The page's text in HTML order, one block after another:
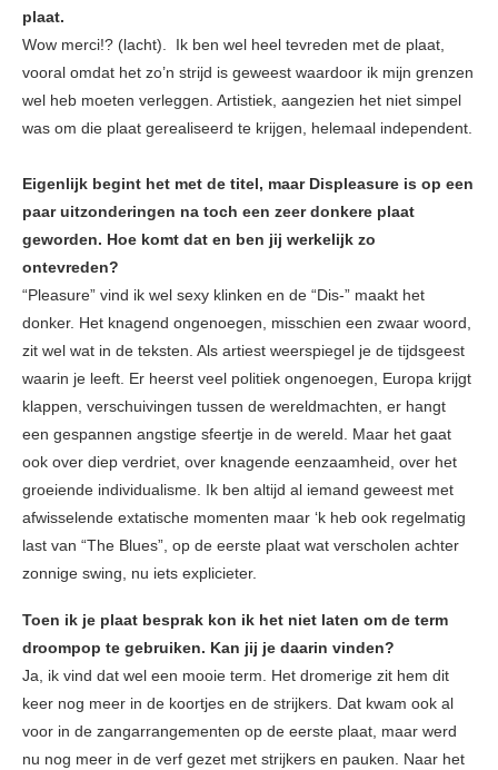
plaat.
Wow merci!? (lacht). Ik ben wel heel tevreden met de plaat,
vooral omdat het zo’n strijd is geweest waardoor ik mijn grenzen
wel heb moeten verleggen. Artistiek, aangezien het niet simpel
was om die plaat gerealiseerd te krijgen, helemaal independent.
Eigenlijk begint het met de titel, maar Displeasure is op een
paar uitzonderingen na toch een zeer donkere plaat
geworden. Hoe komt dat en ben jij werkelijk zo
ontevreden?
“Pleasure” vind ik wel sexy klinken en de “Dis-” maakt het
donker. Het knagend ongenoegen, misschien een zwaar woord,
zit wel wat in de teksten. Als artiest weerspiegel je de tijdsgeest
waarin je leeft. Er heerst veel politiek ongenoegen, Europa krijgt
klappen, verschuivingen tussen de wereldmachten, er hangt
een gespannen angstige sfeertje in de wereld. Maar het gaat
ook over diep verdriet, over knagende eenzaamheid, over het
groeiende individualisme. Ik ben altijd al iemand geweest met
afwisselende extatische momenten maar ‘k heb ook regelmatig
last van “The Blues”, op de eerste plaat wat verscholen achter
zonnige swing, nu iets explicieter.
Toen ik je plaat besprak kon ik het niet laten om de term
droompop te gebruiken. Kan jij je daarin vinden?
Ja, ik vind dat wel een mooie term. Het dromerige zit hem dit
keer nog meer in de koortjes en de strijkers. Dat kwam ook al
voor in de zangarrangementen op de eerste plaat, maar werd
nu nog meer in de verf gezet met strijkers en pauken. Naar het